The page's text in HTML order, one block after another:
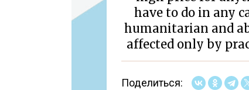
have to do in any
humanitarian and
affected only by
Поделиться: